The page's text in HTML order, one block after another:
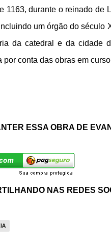
durante o reinado de
um órgão do século
da catedral e da cidade
conta das obras em
ESSA OBRA DE
NAS REDES